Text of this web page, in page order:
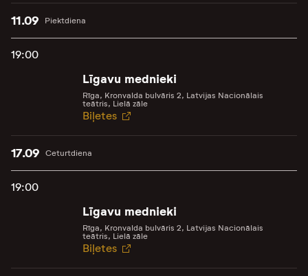
Piektdiena
11.09
19:00
Līgavu mednieki
Rīga, Kronvalda bulvāris 2, Latvijas Nacionālais
teātris, Lielā zāle
Biļetes
Ceturtdiena
17.09
19:00
Līgavu mednieki
Rīga, Kronvalda bulvāris 2, Latvijas Nacionālais
teātris, Lielā zāle
Biļetes